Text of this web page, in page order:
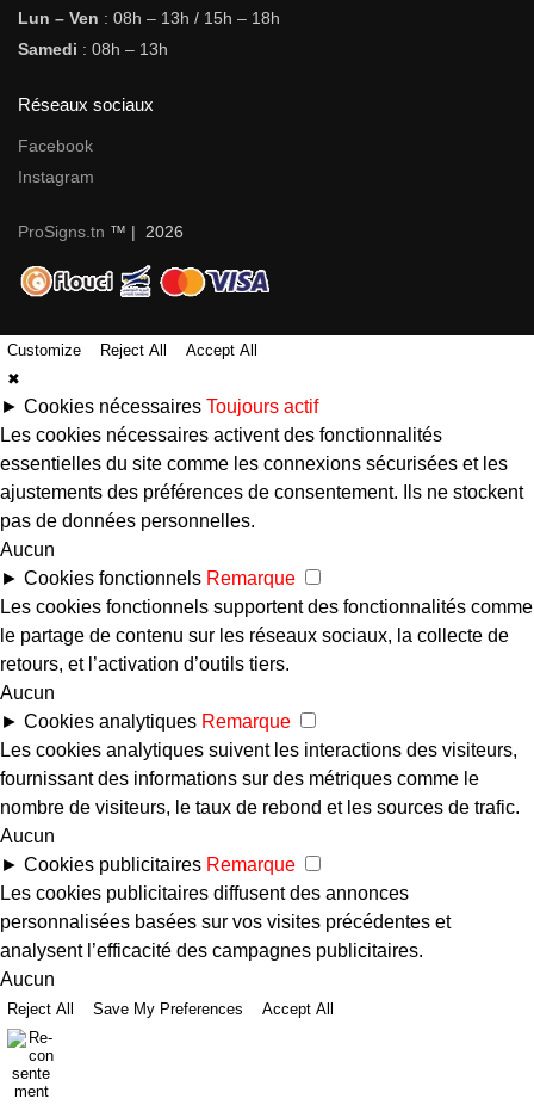
Lun – Ven : 08h – 13h / 15h – 18h
Samedi : 08h – 13h
Réseaux sociaux
Facebook
Instagram
ProSigns.tn ™ | 2026
Customize Reject All
Accept All
✖
► Cookies nécessaires Toujours actif
Les cookies nécessaires activent des fonctionnalités
essentielles du site comme les connexions sécurisées et les
ajustements des préférences de consentement. Ils ne stockent
pas de données personnelles.
Aucun
► Cookies fonctionnels Remarque
Les cookies fonctionnels supportent des fonctionnalités comme
le partage de contenu sur les réseaux sociaux, la collecte de
retours, et l’activation d’outils tiers.
Aucun
► Cookies analytiques Remarque
Les cookies analytiques suivent les interactions des visiteurs,
fournissant des informations sur des métriques comme le
nombre de visiteurs, le taux de rebond et les sources de trafic.
Aucun
► Cookies publicitaires Remarque
Les cookies publicitaires diffusent des annonces
personnalisées basées sur vos visites précédentes et
analysent l’efficacité des campagnes publicitaires.
Aucun
Reject All Save My Preferences Accept All